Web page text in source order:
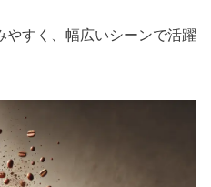
やすく、幅広いシーンで活躍